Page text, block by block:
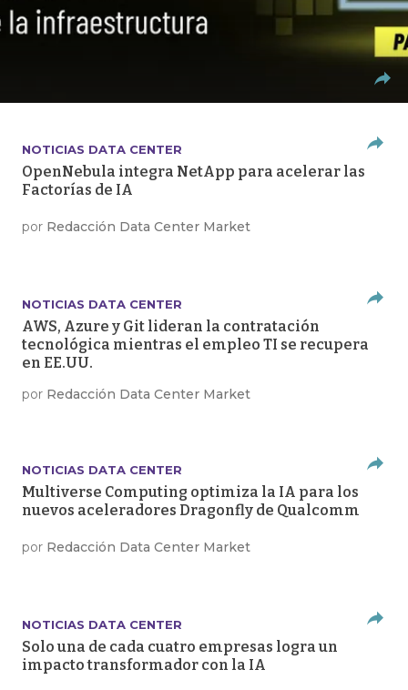
NOTICIAS DATA CENTER
OpenNebula integra NetApp para acelerar las
Factorías de IA
por Redacción Data Center Market
NOTICIAS DATA CENTER
AWS, Azure y Git lideran la contratación
tecnológica mientras el empleo TI se recupera
en EE.UU.
por Redacción Data Center Market
NOTICIAS DATA CENTER
Multiverse Computing optimiza la IA para los
nuevos aceleradores Dragonfly de Qualcomm
por Redacción Data Center Market
NOTICIAS DATA CENTER
Solo una de cada cuatro empresas logra un
impacto transformador con la IA